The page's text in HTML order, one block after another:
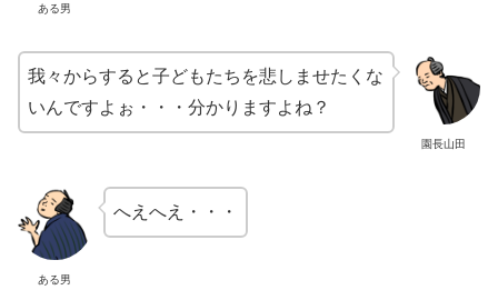
ある男
園長山田
我々からすると子どもたちを悲しませたくな
いんですよぉ・・・分かりますよね？
ある男
へえへえ・・・